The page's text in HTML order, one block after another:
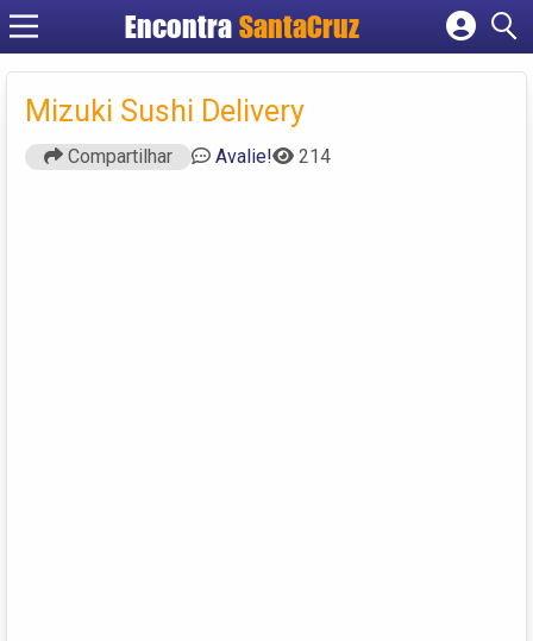
Encontra
Cadastrar empresa
Criar conta
Mizuki Sushi Delivery
Compartilhar Avalie! 214